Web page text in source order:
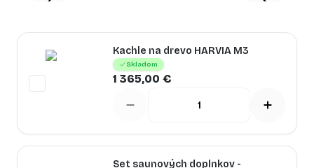
prírodného dreva. Ideálne riešenie pre záhrady,
rekreačné objekty a wellness zóny.
Kachle na drevo HARVIA M3
Skladom
1 365,00 €
Set saunových doplnkov -